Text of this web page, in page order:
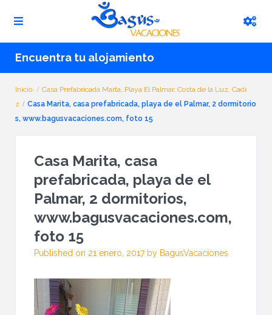
Encuentra tu alojamiento
Inicio
Casa Prefabricada Marta, Playa El Palmar, Costa de la Luz, Cadi
z
Casa Marita, casa prefabricada, playa de el Palmar, 2 dormitorio
s, www.bagusvacaciones.com, foto 15
Casa Marita, casa
prefabricada, playa de el
Palmar, 2 dormitorios,
www.bagusvacaciones.com,
foto 15
Published on 21 enero, 2017 by BagusVacaciones